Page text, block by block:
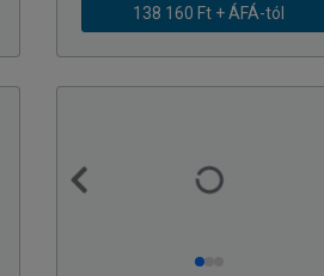
138 160 Ft + ÁFÁ-tól